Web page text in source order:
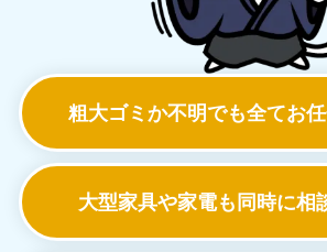
粗大ゴミか不明でも全てお
大型家具や家電も同時に相